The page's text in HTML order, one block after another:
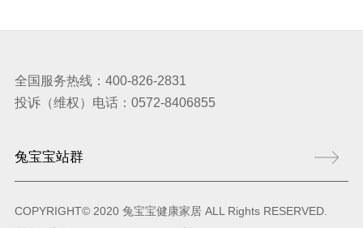
全国服务热线：400-826-2831
投诉（维权）电话：0572-8406855
COPYRIGHT© 2020 兔宝宝健康家居 ALL Rights RESERVED.